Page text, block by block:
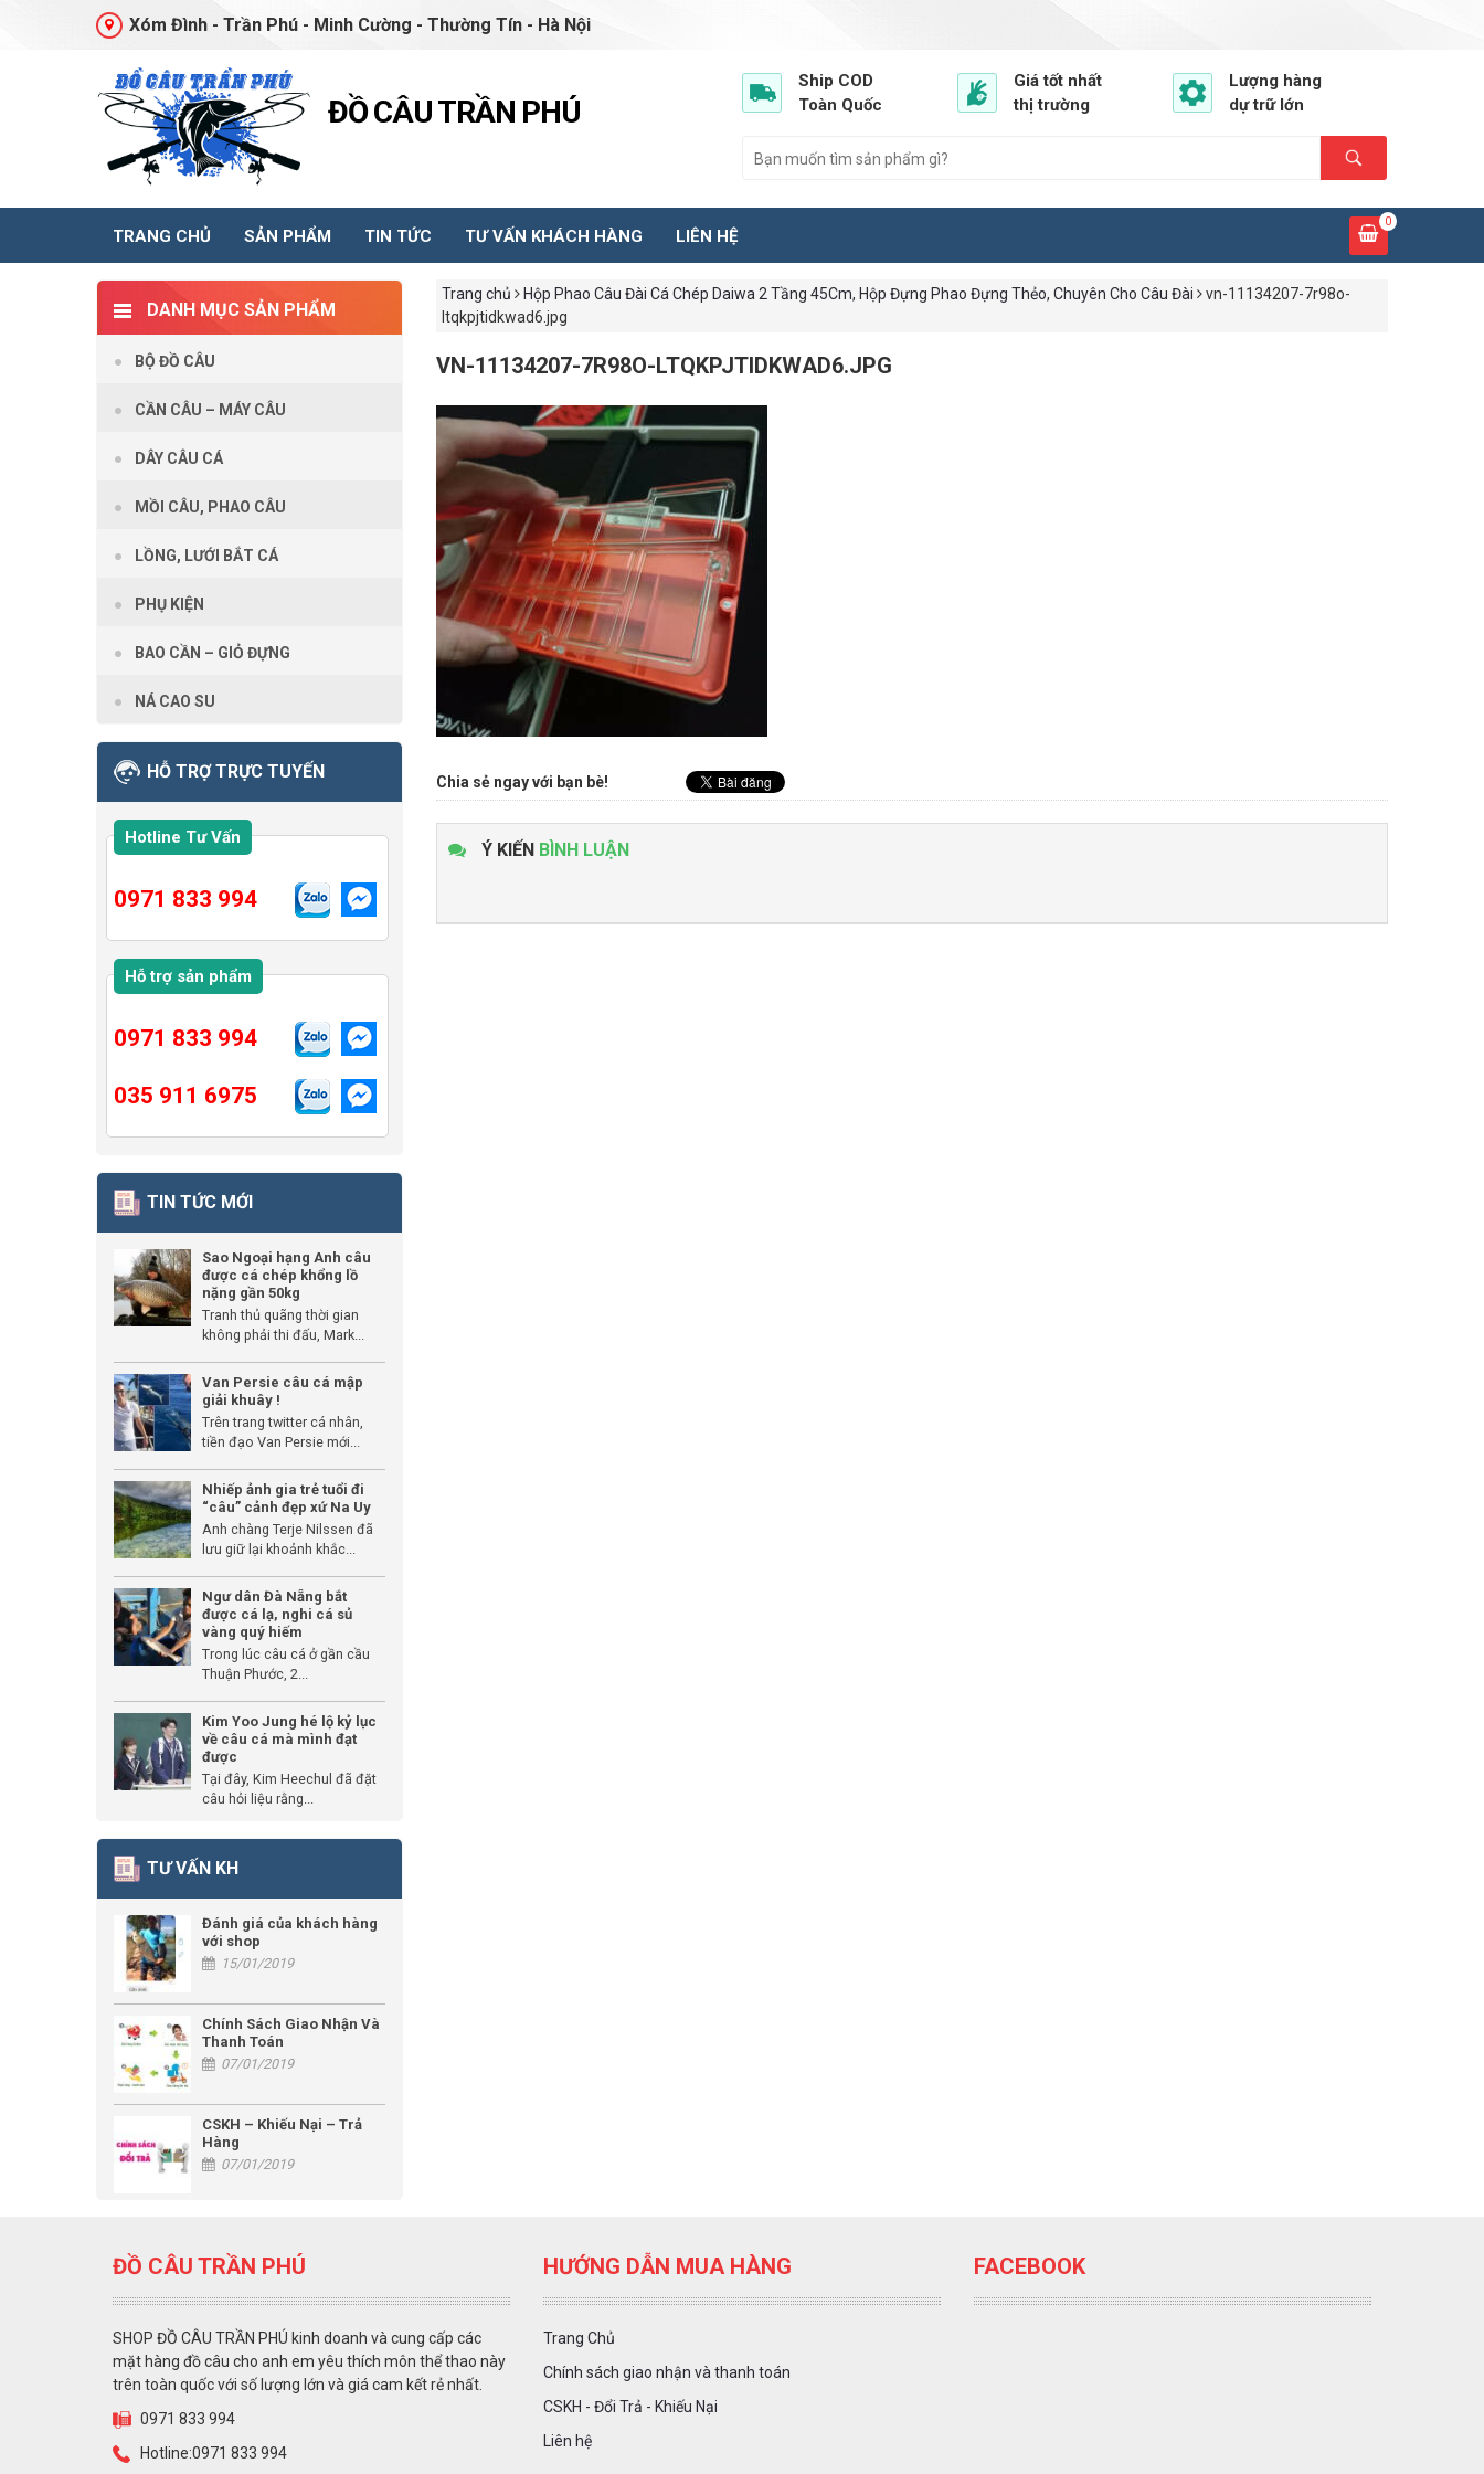
Xóm Đình - Trần Phú - Minh Cường - Thường Tín - Hà Nội
ĐỒ CÂU TRẦN PHÚ
Ship COD
Toàn Quốc
Giá tốt nhất
thị trường
Lượng hàng
dự trữ lớn
TRANG CHỦ SẢN PHẨM TIN TỨC TƯ VẤN KHÁCH HÀNG LIÊN HỆ
0
Trang chủ Hộp Phao Câu Đài Cá Chép Daiwa 2 Tầng 45Cm, Hộp Đựng Phao Đựng Thẻo, Chuyên Cho Câu Đài
vn-11134207-7r98o-
ltqkpjtidkwad6.jpg
VN-11134207-7R98O-LTQKPJTIDKWAD6.JPG
Chia sẻ ngay với bạn bè!
Ý KIẾN BÌNH LUẬN
DANH MỤC SẢN PHẨM
BỘ ĐỒ CÂU
CẦN CÂU – MÁY CÂU
DÂY CÂU CÁ
MỒI CÂU, PHAO CÂU
LỒNG, LƯỚI BẮT CÁ
PHỤ KIỆN
BAO CẦN – GIỎ ĐỰNG
NÁ CAO SU
HỖ TRỢ TRỰC TUYẾN
Hotline Tư Vấn
0971 833 994
Hỗ trợ sản phẩm
0971 833 994
035 911 6975
TIN TỨC MỚI
Sao Ngoại hạng Anh câu
được cá chép khổng lồ
nặng gần 50kg
Tranh thủ quãng thời gian
không phải thi đấu, Mark...
Van Persie câu cá mập
giải khuây !
Trên trang twitter cá nhân,
tiền đạo Van Persie mới...
Nhiếp ảnh gia trẻ tuổi đi
“câu” cảnh đẹp xứ Na Uy
Anh chàng Terje Nilssen đã
lưu giữ lại khoảnh khắc...
Ngư dân Đà Nẵng bắt
được cá lạ, nghi cá sủ
vàng quý hiếm
Trong lúc câu cá ở gần cầu
Thuận Phước, 2...
Kim Yoo Jung hé lộ kỷ lục
về câu cá mà mình đạt
được
Tại đây, Kim Heechul đã đặt
câu hỏi liệu rằng...
TƯ VẤN KH
Đánh giá của khách hàng
với shop
15/01/2019
Chính Sách Giao Nhận Và
Thanh Toán
07/01/2019
CSKH – Khiếu Nại – Trả
Hàng
07/01/2019
ĐỒ CÂU TRẦN PHÚ
SHOP ĐỒ CÂU TRẦN PHÚ kinh doanh và cung cấp các
mặt hàng đồ câu cho anh em yêu thích môn thể thao này
trên toàn quốc với số lượng lớn và giá cam kết rẻ nhất.
0971 833 994
Hotline:0971 833 994
HƯỚNG DẪN MUA HÀNG
Trang Chủ
Chính sách giao nhận và thanh toán
CSKH - Đổi Trả - Khiếu Nại
Liên hệ
FACEBOOK